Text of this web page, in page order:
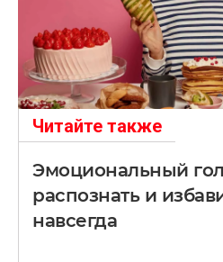
Читайте также
Эмоциональный
распознать и
навсегда